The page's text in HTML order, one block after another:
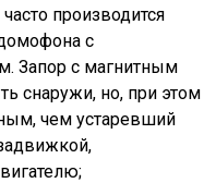
производится
с
Запор с магнитным
снаружи, но, при этом
чем устаревший